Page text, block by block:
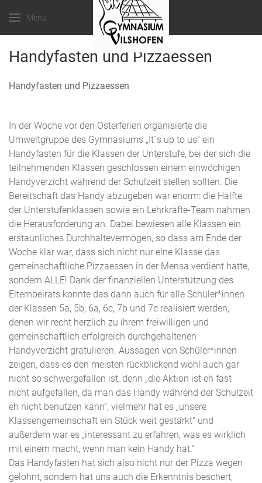
Menu
Handyfasten und Pizzaessen
Handyfasten und Pizzaessen
In der Woche vor den Osterferien organisierte die
Umweltgruppe des Gymnasiums „It´s up to us“ ein
Handyfasten für die Klassen der Unterstufe, bei der sich die
teilnehmenden Klassen geschlossen einem einwöchigen
Handyverzicht während der Schulzeit stellen sollten. Die
Bereitschaft das Handy abzugeben war enorm: die Hälfte
der Unterstufenklassen sowie ein Lehrkräfte-Team nahmen
die Herausforderung an. Dabei bewiesen alle Klassen ein
erstaunliches Durchhaltevermögen, so dass am Ende der
Woche klar war, dass sich nicht nur eine Klasse das
gemeinschaftliche Pizzaessen in der Mensa verdient hatte,
sondern ALLE! Dank der finanziellen Unterstützung des
Elternbeirats konnte das dann auch für alle Schüler*innen
der Klassen 5a, 5b, 6a, 6c, 7b und 7c realisiert werden,
denen wir recht herzlich zu ihrem freiwilligen und
gemeinschaftlich erfolgreich durchgehaltenen
Handyverzicht gratulieren. Aussagen von Schüler*innen
zeigen, dass es den meisten rückblickend wohl auch gar
nicht so schwergefallen ist, denn „die Aktion ist eh fast
nicht aufgefallen, da man das Handy während der Schulzeit
eh nicht benutzen kann“, vielmehr hat es „unsere
Klassengemeinschaft ein Stück weit gestärkt“ und
außerdem war es „interessant zu erfahren, was es wirklich
mit einem macht, wenn man kein Handy hat.“
Das Handyfasten hat sich also nicht nur der Pizza wegen
gelohnt, sondern hat uns auch die Erkenntnis beschert,